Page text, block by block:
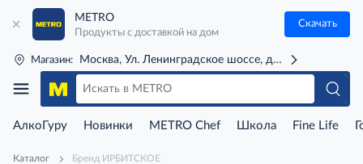
METRO
Продукты с доставкой на дом
Скачать
Магазин: Москва, Ул. Ленинградское шоссе, д. 71Г (м. Речной
АлкоГуру Новинки METRO Chef Школа Fine Life
Каталог Бренд ИРБИТСКОЕ